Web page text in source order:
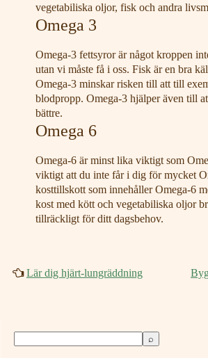
vegetabiliska oljor, fisk och andra
Omega 3
Omega-3 fettsyror är något kroppen
utan vi måste få i oss. Fisk är en bra
Omega-3 minskar risken till att till
blodpropp. Omega-3 hjälper även till
bättre.
Omega 6
Omega-6 är minst lika viktigt som
viktigt att du inte får i dig för mycket
kosttillskott som innehåller Omega-6
kost med kött och vegetabiliska oljor
tillräckligt för ditt dagsbehov.
Lär dig hjärt-lungräddning